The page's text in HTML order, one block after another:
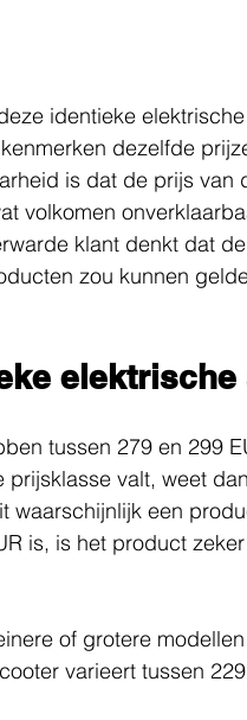
identieke
dezelfde
is dat de prijs van
volkomen
klant denkt dat
zou kunnen
elektrische
tussen 279 en 299
valt, weet
waarschijnlijk een
is, is het product
of grotere
varieert tussen